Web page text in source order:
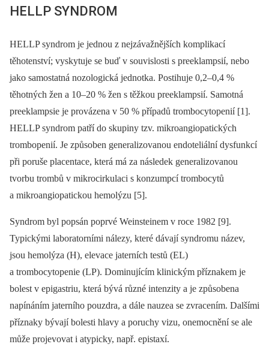
HELLP SYNDROM
HELLP syndrom je jednou z nejzávažnějších komplikací
těhotenství; vyskytuje se buď v souvislosti s preeklampsií, nebo
jako samostatná nozologická jednotka. Postihuje 0,2–0,4 %
těhotných žen a 10–20 % žen s těžkou preeklampsií. Samotná
preeklampsie je provázena v 50 % případů trombocytopenií [1].
HELLP syndrom patří do skupiny tzv. mikroangiopatických
trombopenií. Je způsoben generalizovanou endoteliální dysfunkcí
při poruše placentace, která má za následek generalizovanou
tvorbu trombů v mikrocirkulaci s konzumpcí trombocytů
a mikroangiopatickou hemolýzu [5].
Syndrom byl popsán poprvé Weinsteinem v roce 1982 [9].
Typickými laboratorními nálezy, které dávají syndromu název,
jsou hemolýza (H), elevace jaterních testů (EL)
a trombocytopenie (LP). Dominujícím klinickým příznakem je
bolest v epigastriu, která bývá různé intenzity a je způsobena
napínáním jaterního pouzdra, a dále nauzea se zvracením. Dalšími
příznaky bývají bolesti hlavy a poruchy vizu, onemocnění se ale
může projevovat i atypicky, např. epistaxí.